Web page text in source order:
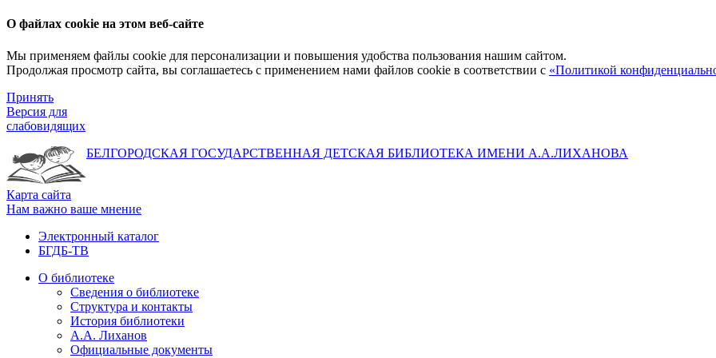
О файлах cookie на этом веб-сайте
Мы применяем файлы cookie для персонализации и повышения удобства пользования нашим сайтом.
Продолжая просмотр сайта, вы соглашаетесь с применением нами файлов cookie в соответствии с «Политикой
Принять
Версия для
слабовидящих
БЕЛГОРОДСКАЯ ГОСУДАРСТВЕННАЯ ДЕТСКАЯ БИБЛИОТЕКА ИМЕНИ А.А.ЛИХАНОВА
Карта сайта
Нам важно ваше мнение
Электронный каталог
БГДБ-ТВ
О библиотеке
Сведения о библиотеке
Структура и контакты
История библиотеки
А.А. Лиханов
Официальные документы